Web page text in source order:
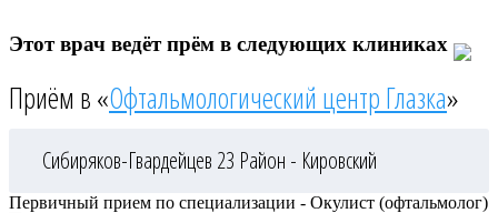
Этот врач ведёт прём в следующих клиниках
Приём в «Офтальмологический центр Глазка»
Сибиряков-Гвардейцев 23 Район - Кировский
Первичный прием по специализации - Окулист (офтальмолог)